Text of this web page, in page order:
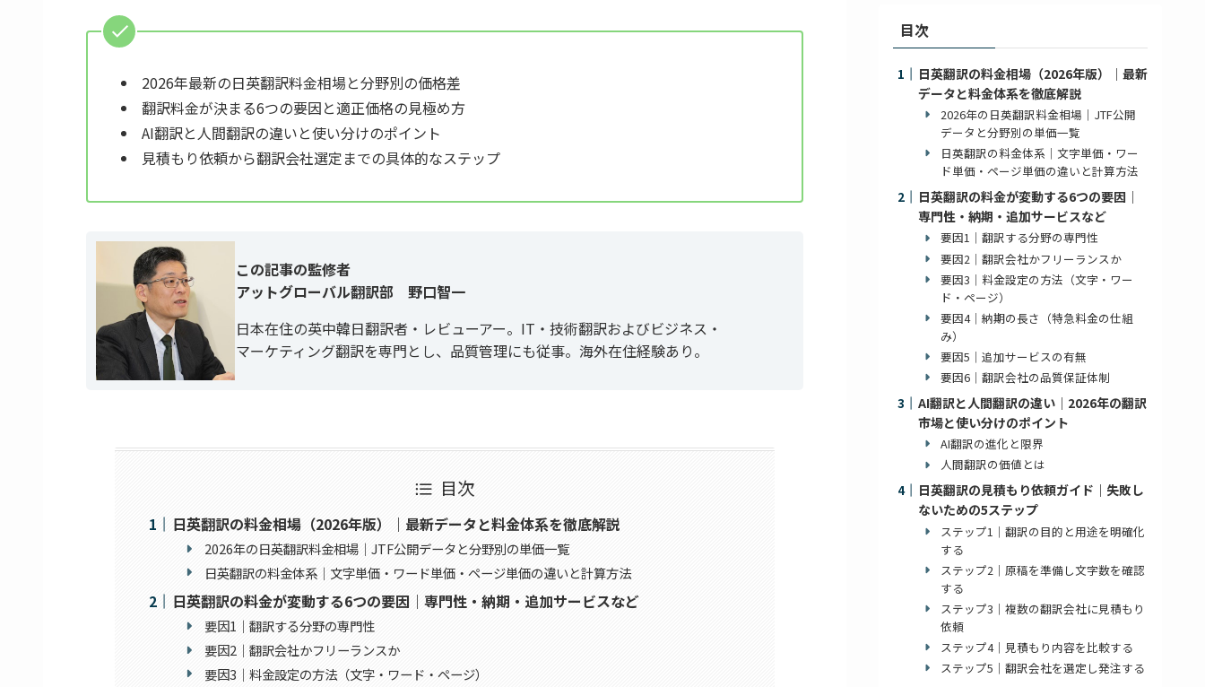
2026年最新の日英翻訳料金相場と分野別の価格差
翻訳料金が決まる6つの要因と適正価格の見極め方
AI翻訳と人間翻訳の違いと使い分けのポイント
見積もり依頼から翻訳会社選定までの具体的なステップ
この記事の監修者
アットグローバル翻訳部
野口智一
日本在住の英中韓日翻訳者・レビューアー。IT・技術翻訳およびビジネス・
マーケティング翻訳を専門とし、品質管理にも従事。海外在住経験あり。
目次
日英翻訳の料金相場（2026年版）｜最新データと料金体系を徹底解説
2026年の日英翻訳料金相場｜JTF公開データと分野別の単価一覧
日英翻訳の料金体系｜文字単価・ワード単価・ページ単価の違いと計算方法
日英翻訳の料金が変動する6つの要因｜専門性・納期・追加サービスなど
要因1｜翻訳する分野の専門性
要因2｜翻訳会社かフリーランスか
要因3｜料金設定の方法（文字・ワード・ページ）
目次
日英翻訳の料金相場（2026年版）｜最新
データと料金体系を徹底解説
2026年の日英翻訳料金相場｜JTF公開
データと分野別の単価一覧
日英翻訳の料金体系｜文字単価・ワー
ド単価・ページ単価の違いと計算方法
日英翻訳の料金が変動する6つの要因｜
専門性・納期・追加サービスなど
要因1｜翻訳する分野の専門性
要因2｜翻訳会社かフリーランスか
要因3｜料金設定の方法（文字・ワー
ド・ページ）
要因4｜納期の長さ（特急料金の仕組
み）
要因5｜追加サービスの有無
要因6｜翻訳会社の品質保証体制
AI翻訳と人間翻訳の違い｜2026年の翻訳
市場と使い分けのポイント
AI翻訳の進化と限界
人間翻訳の価値とは
日英翻訳の見積もり依頼ガイド｜失敗し
ないための5ステップ
ステップ1｜翻訳の目的と用途を明確化
する
ステップ2｜原稿を準備し文字数を確認
する
ステップ3｜複数の翻訳会社に見積もり
依頼
ステップ4｜見積もり内容を比較する
ステップ5｜翻訳会社を選定し発注する